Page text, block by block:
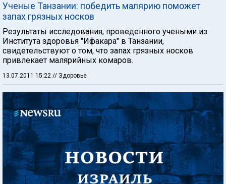
Ученые Танзании: победить малярию поможет
запах грязных носков
Результаты исследования, проведенного учеными из
Института здоровья "Ифакара" в Танзании,
свидетельствуют о том, что запах грязных носков
привлекает малярийных комаров.
13.07.2011 15:22 // Здоровье